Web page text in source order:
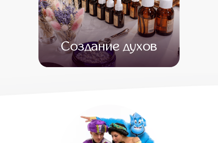
Создание духов